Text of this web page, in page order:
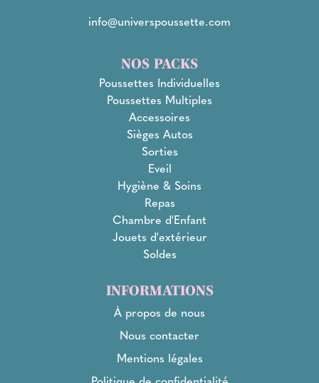
info@universpoussette.com
NOS PACKS
Poussettes Individuelles
Poussettes Multiples
Accessoires
Sièges Autos
Sorties
Eveil
Hygiène & Soins
Repas
Chambre d'Enfant
Jouets d'extérieur
Soldes
INFORMATIONS
À propos de nous
Nous contacter
Mentions légales